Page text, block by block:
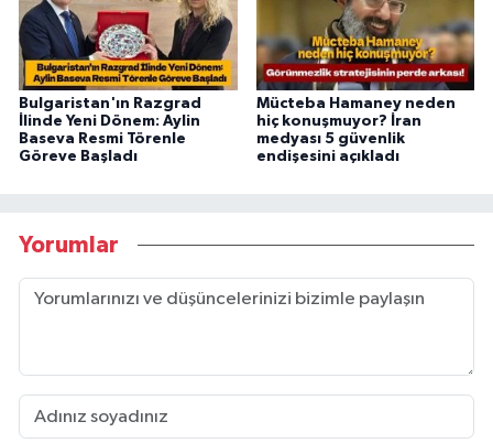
Bulgaristan'ın Razgrad
İlinde Yeni Dönem: Aylin
Baseva Resmi Törenle
Göreve Başladı
Mücteba Hamaney neden
hiç konuşmuyor? İran
medyası 5 güvenlik
endişesini açıkladı
Yorumlar